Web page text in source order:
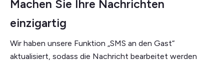
Machen Sie Ihre Nachrichten
einzigartig
Wir haben unsere Funktion „SMS an den Gast“
aktualisiert, sodass die Nachricht bearbeitet werden